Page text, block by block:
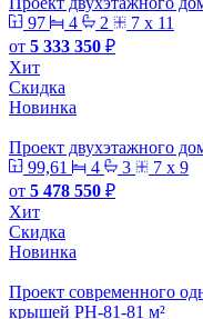
97
4 2
7 x 11
от 5 333 350 ₽
Хит
Скидка
Новинка
Проект двухэтажного
99,61
4 3
7 x 9
от 5 478 550 ₽
Хит
Скидка
Новинка
Проект современного
крышей PH-81-81 м²